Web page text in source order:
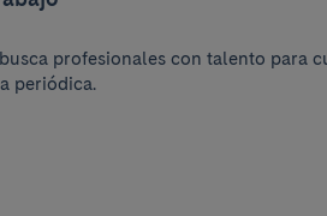
profesionales con talento para
periódica.